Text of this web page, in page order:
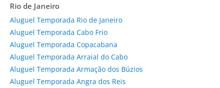
Rio de Janeiro
Aluguel Temporada Rio de Janeiro
Aluguel Temporada Cabo Frio
Aluguel Temporada Copacabana
Aluguel Temporada Arraial do Cabo
Aluguel Temporada Armação dos Búzios
Aluguel Temporada Angra dos Reis